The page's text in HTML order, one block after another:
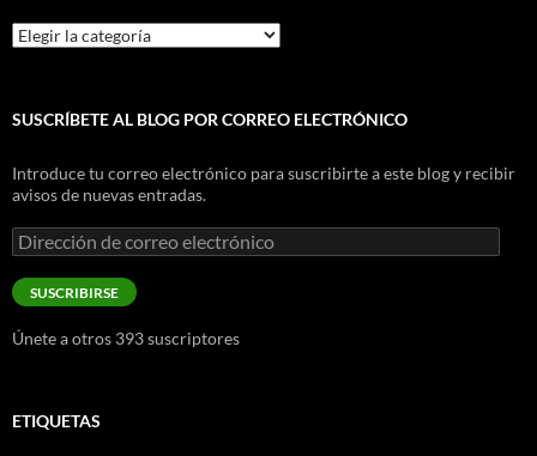
Categorías
SUSCRÍBETE AL BLOG POR CORREO ELECTRÓNICO
Introduce tu correo electrónico para suscribirte a este blog y recibir
avisos de nuevas entradas.
Dirección
de
correo
electrónico
SUSCRIBIRSE
Únete a otros 393 suscriptores
ETIQUETAS